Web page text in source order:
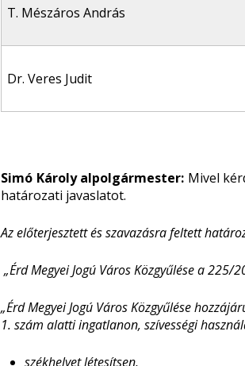
T. Mészáros András
Dr. Veres Judit
Simó Károly alpolgármester: Mivel
határozati javaslatot.
Az előterjesztett és szavazásra feltett
„Érd Megyei Jogú Város Közgyűlése a
„Érd Megyei Jogú Város Közgyűlése
1. szám alatti ingatlanon, szívességi
székhelyet létesítsen,